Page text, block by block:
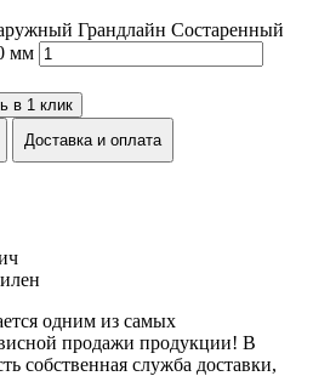
Грандлайн Состаренный
мм
в 1 клик
Доставка и оплата
одним из самых
продажи продукции! В
собственная служба доставки,